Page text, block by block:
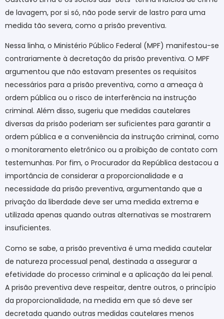
de lavagem, por si só, não pode servir de lastro para uma
medida tão severa, como a prisão preventiva.
Nessa linha, o Ministério Público Federal (MPF) manifestou-se
contrariamente à decretação da prisão preventiva. O MPF
argumentou que não estavam presentes os requisitos
necessários para a prisão preventiva, como a ameaça à
ordem pública ou o risco de interferência na instrução
criminal. Além disso, sugeriu que medidas cautelares
diversas da prisão poderiam ser suficientes para garantir a
ordem pública e a conveniência da instrução criminal, como
o monitoramento eletrônico ou a proibição de contato com
testemunhas. Por fim, o Procurador da República destacou a
importância de considerar a proporcionalidade e a
necessidade da prisão preventiva, argumentando que a
privação da liberdade deve ser uma medida extrema e
utilizada apenas quando outras alternativas se mostrarem
insuficientes.
Como se sabe, a prisão preventiva é uma medida cautelar
de natureza processual penal, destinada a assegurar a
efetividade do processo criminal e a aplicação da lei penal.
A prisão preventiva deve respeitar, dentre outros, o princípio
da proporcionalidade, na medida em que só deve ser
decretada quando outras medidas cautelares menos